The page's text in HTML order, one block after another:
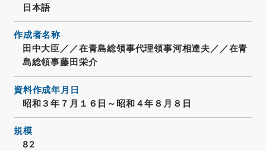
日本語
作成者名称
田中大臣／／在青島総領事代理領事河相達夫／／在青
島総領事藤田栄介
資料作成年月日
昭和３年７月１６日～昭和４年８月８日
規模
82